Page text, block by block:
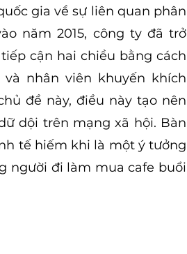
gia về sự liên quan phân
năm 2015, công ty đã trở
cận hai chiều bằng cách
nhân viên khuyến khích
đề này, điều này tạo nên
dội trên mạng xã hội. Bàn
tế hiếm khi là một ý tưởng
người đi làm mua cafe buổi